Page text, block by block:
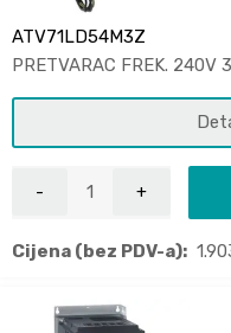
ATV71LD54M3Z
PRETVARAC FREK. 240V
Cijena (bez PDV-a):